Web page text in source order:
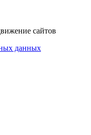
сайтов
данных